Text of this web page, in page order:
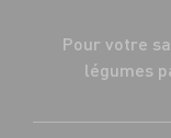
Pour votre
légumes